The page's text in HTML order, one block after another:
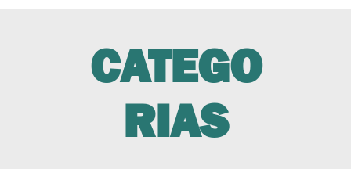
CATEGO
RIAS